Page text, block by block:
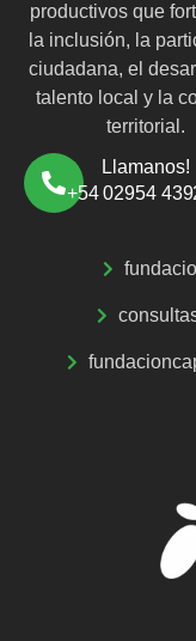
productivos que
la inclusión, la
ciudadana, el
talento local y la
territorial.
Llamanos!
+54 02954